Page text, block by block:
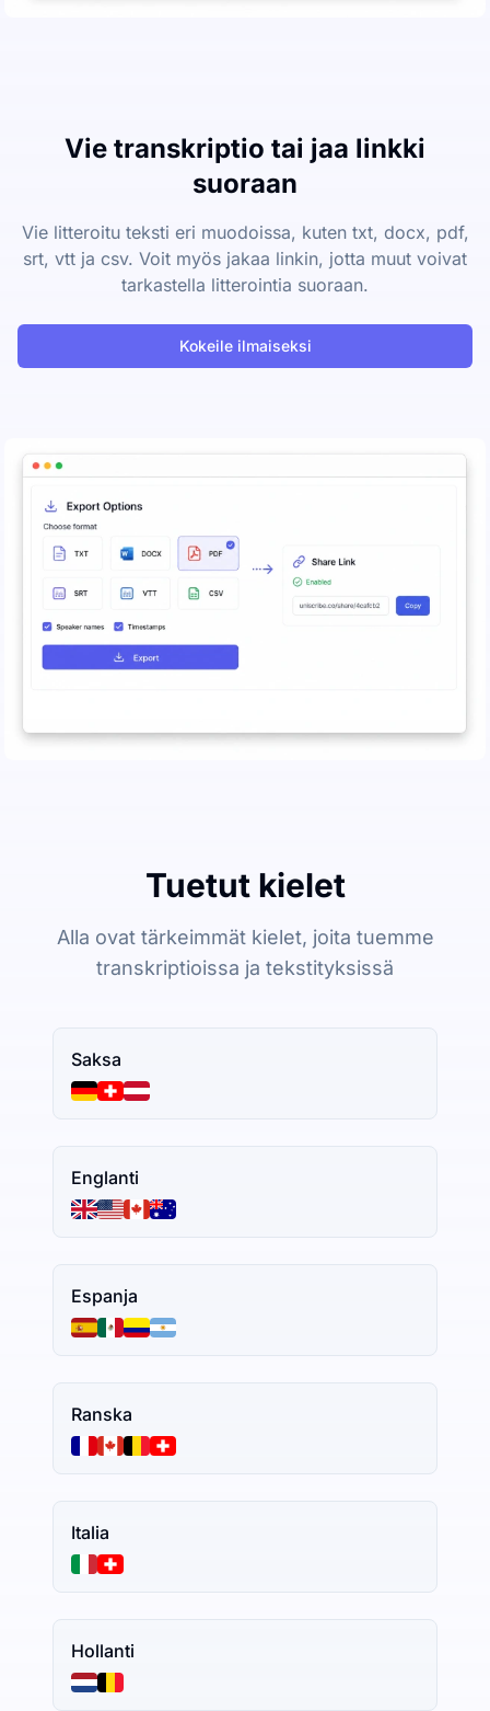
Vie transkriptio tai jaa linkki
suoraan
Vie litteroitu teksti eri muodoissa, kuten txt, docx, pdf,
srt, vtt ja csv. Voit myös jakaa linkin, jotta muut voivat
tarkastella litterointia suoraan.
Kokeile ilmaiseksi
Tuetut kielet
Alla ovat tärkeimmät kielet, joita tuemme
transkriptioissa ja tekstityksissä
Saksa
Englanti
Espanja
Ranska
Italia
Hollanti